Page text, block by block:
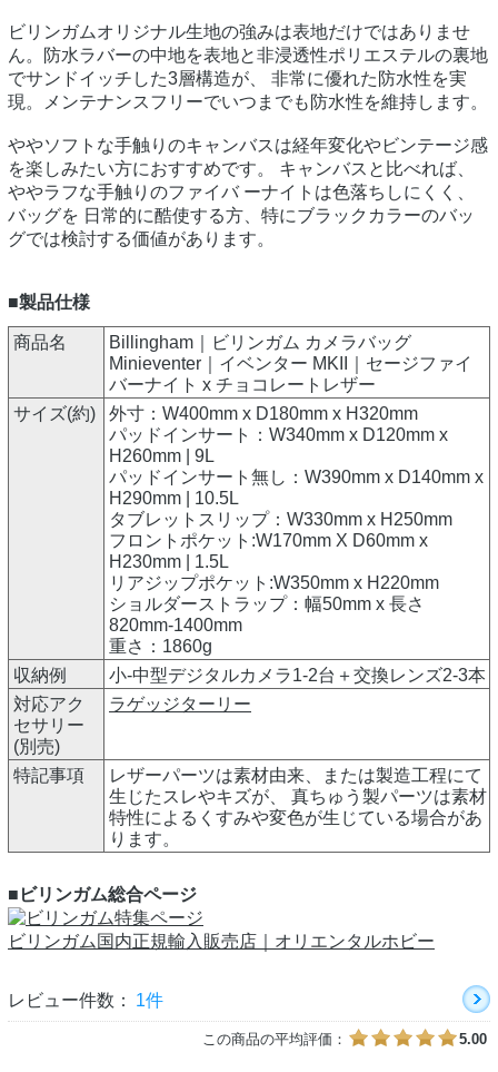
ビリンガムオリジナル生地の強みは表地だけではありませ
ん。防水ラバーの中地を表地と非浸透性ポリエステルの裏地
でサンドイッチした3層構造が、 非常に優れた防水性を実
現。メンテナンスフリーでいつまでも防水性を維持します。
ややソフトな手触りのキャンバスは経年変化やビンテージ感
を楽しみたい方におすすめです。 キャンバスと比べれば、
ややラフな手触りのファイバ ーナイトは色落ちしにくく、
バッグを 日常的に酷使する方、特にブラックカラーのバッ
グでは検討する価値があります。
■製品仕様
商品名
Billingham｜ビリンガム カメラバッグ
Minieventer｜イベンター MKII｜セージファイ
バーナイト x チョコレートレザー
サイズ(約)
外寸：W400mm x D180mm x H320mm
パッドインサート：W340mm x D120mm x
H260mm | 9L
パッドインサート無し：W390mm x D140mm x
H290mm | 10.5L
タブレットスリップ：W330mm x H250mm
フロントポケット:W170mm X D60mm x
H230mm | 1.5L
リアジップポケット:W350mm x H220mm
ショルダーストラップ：幅50mm x 長さ
820mm-1400mm
重さ：1860g
収納例
小-中型デジタルカメラ1-2台＋交換レンズ2-3本
対応アク
セサリー
(別売)
ラゲッジターリー
特記事項
レザーパーツは素材由来、または製造工程にて
生じたスレやキズが、 真ちゅう製パーツは素材
特性によるくすみや変色が生じている場合があ
ります。
■ビリンガム総合ページ
ビリンガム国内正規輸入販売店｜オリエンタルホビー
レビュー件数： 1件
この商品の平均評価： 5.00